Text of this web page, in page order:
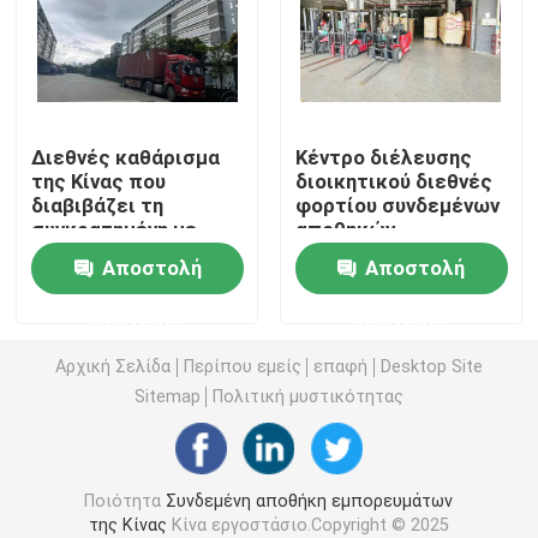
Συνδεμένη αποθήκη εμπορευμάτων Χονγκ Κονγκ
Υπηρεσία συνδεμένων αποθηκών εμπορευμάτων
Ζώνη ελεύθερου εμπορίου της Κίνας
Ζώνη ελεύθερου εμπορίου Guangzhou
Ζώνη ελεύθερου εμπορίου Shenzhen
Πράκτορας εξαγωγής της Κίνας
Διεθνές καθάρισμα
της Κίνας που
διαβιβάζει τη
συγκρατημένη με
κρηπιδώματα
αποθήκη
εμπορευμάτων
Αποστολή
Κέντρο διέλευσης
διοικητικού διεθνές
φορτίου συνδεμένων
αποθηκών
εμπορευμάτων
αποστολών FCL LCL
Αποστολή
Αρχική Σελίδα Περίπου εμείς επαφή
Desktop Site
Sitemap
Πολιτική μυστικότητας
Ποιότητα Συνδεμένη αποθήκη εμπορευμάτων
της Κίνας Κίνα εργοστάσιο.Copyright © 2025